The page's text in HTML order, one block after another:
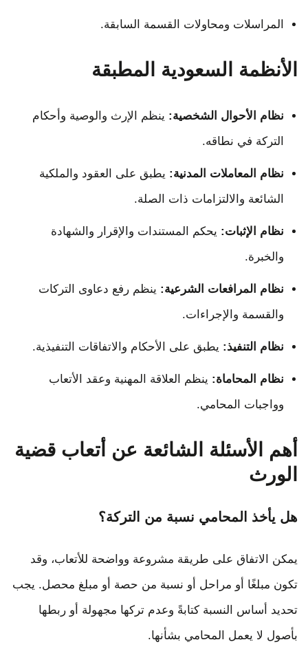
المراسلات ومحاولات القسمة السابقة.
الأنظمة السعودية المطبقة
نظام الأحوال الشخصية: ينظم الإرث والوصية وأحكام
التركة في نطاقه.
نظام المعاملات المدنية: يطبق على العقود والملكية
الشائعة والالتزامات ذات الصلة.
نظام الإثبات: يحكم المستندات والإقرار والشهادة
والخبرة.
نظام المرافعات الشرعية: ينظم رفع دعاوى التركات
والقسمة والإجراءات.
نظام التنفيذ: يطبق على الأحكام والاتفاقات التنفيذية.
نظام المحاماة: ينظم العلاقة المهنية وعقد الأتعاب
وواجبات المحامي.
أهم الأسئلة الشائعة عن أتعاب قضية
الورث
هل يأخذ المحامي نسبة من التركة؟
يمكن الاتفاق على طريقة مشروعة وواضحة للأتعاب، وقد
تكون مبلغًا أو مراحل أو نسبة من حصة أو مبلغ محصل. يجب
تحديد أساس النسبة كتابةً وعدم تركها مجهولة أو ربطها
بأصول لا يعمل المحامي بشأنها.